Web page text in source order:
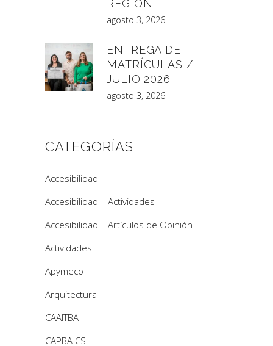
REGIÓN
agosto 3, 2026
ENTREGA DE
MATRÍCULAS /
JULIO 2026
agosto 3, 2026
CATEGORÍAS
Accesibilidad
Accesibilidad – Actividades
Accesibilidad – Artículos de Opinión
Actividades
Apymeco
Arquitectura
CAAITBA
CAPBA CS